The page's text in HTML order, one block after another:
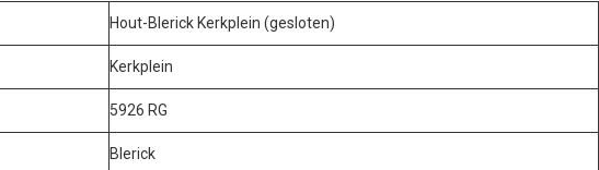
Hout-Blerick Kerkplein (gesloten)
Kerkplein
5926 RG
Blerick